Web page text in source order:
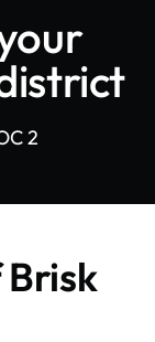
2
Brisk